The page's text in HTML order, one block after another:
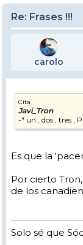
Re: Frases !!!
carolo
Cita
Javi_Tron
-" un , dos , tres ,
Es que la
Por cierto
de los
Solo sé que